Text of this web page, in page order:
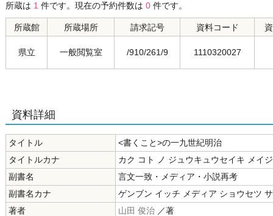
所蔵は 1 件です。現在の予約件数は 0 件です。
所蔵館 所蔵場所 請求記号 資料コード
県立 一般閲覧室 /910/261/9 1110320027
資料詳細
タイトル
<書くこと>の一九世紀明治
タイトルカナ
カク コト ノ ジュウキュウセイキ メイジ
副書名
言文一致・メディア・小説再考
副書名カナ
ゲンブン イッチ メディア ショウセツ
著者
山田 俊治 ／著